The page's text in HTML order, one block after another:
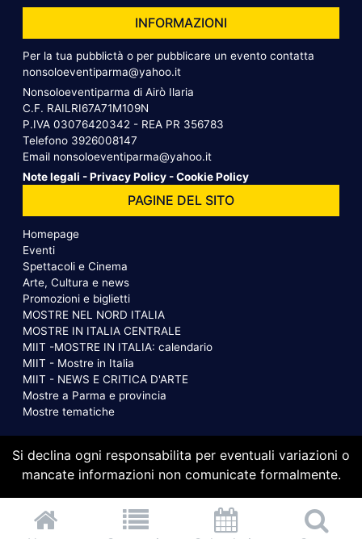
INFORMAZIONI
Per la tua pubblictà o per pubblicare un evento contatta
nonsoloeventiparma@yahoo.it
Nonsoloeventiparma di Airò Ilaria
C.F. RAILRI67A71M109N
P.IVA 03076420342 - REA PR 356783
Telefono 3926008147
Email nonsoloeventiparma@yahoo.it
Note legali -Privacy Policy -Cookie Policy
PAGINE DEL SITO
Homepage
Eventi
Spettacoli e Cinema
Arte, Cultura e news
Promozioni e biglietti
MOSTRE NEL NORD ITALIA
MOSTRE IN ITALIA CENTRALE
MIIT -MOSTRE IN ITALIA: calendario
MIIT - Mostre in Italia
MIIT - NEWS E CRITICA D'ARTE
Mostre a Parma e provincia
Mostre tematiche
Si declina ogni responsabilita per eventuali variazioni o
mancate informazioni non comunicate formalmente.